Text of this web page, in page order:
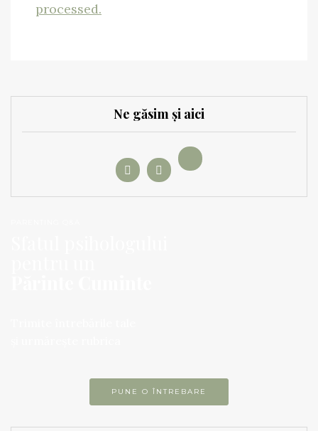
processed.
Ne găsim și aici
PUNE O ÎNTREBARE